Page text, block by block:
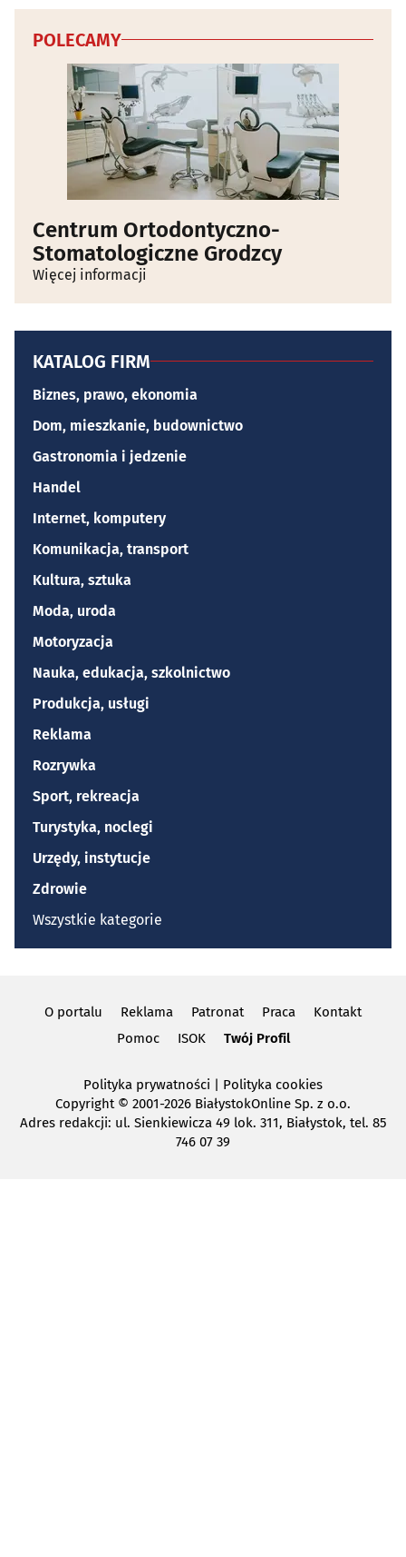
POLECAMY
Centrum Ortodontyczno-
Stomatologiczne Grodzcy
Więcej informacji
KATALOG FIRM
Biznes, prawo, ekonomia
Dom, mieszkanie, budownictwo
Gastronomia i jedzenie
Handel
Internet, komputery
Komunikacja, transport
Kultura, sztuka
Moda, uroda
Motoryzacja
Nauka, edukacja, szkolnictwo
Produkcja, usługi
Reklama
Rozrywka
Sport, rekreacja
Turystyka, noclegi
Urzędy, instytucje
Zdrowie
Wszystkie kategorie
O portalu Reklama Patronat Praca
Kontakt
Pomoc
ISOK Twój Profil
Polityka prywatności | Polityka cookies
Copyright © 2001-2026 BiałystokOnline Sp. z o.o.
Adres redakcji: ul. Sienkiewicza 49 lok. 311, Białystok, tel. 85
746 07 39
Reklama / śledzenie